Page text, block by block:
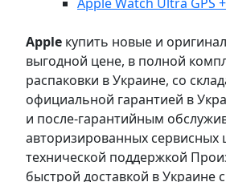
Apple купить новые и
выгодной цене, в полной
распаковки в Украине, со
официальной гарантией в
и после-гарантийным
авторизированных сервисных
технической поддержкой
быстрой доставкой в Украине